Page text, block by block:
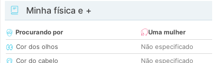
Minha física e +
Procurando por
Uma mulher
Cor dos olhos
Não especificado
Cor do cabelo
Não especificado